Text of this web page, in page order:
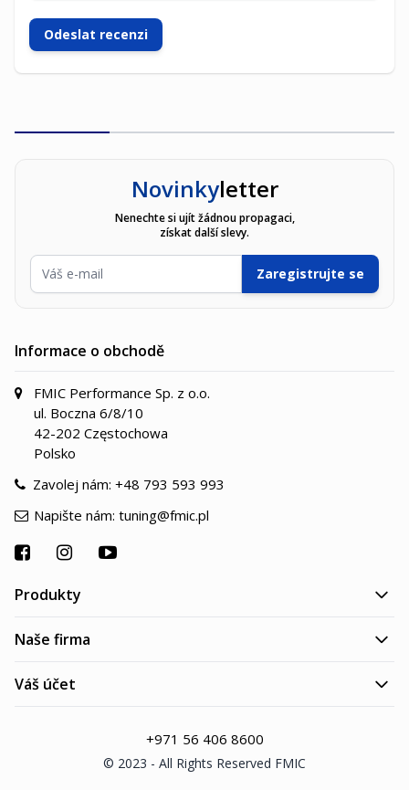
Odeslat recenzi
Novinkyletter
Nenechte si ujít žádnou propagaci,
získat další slevy.
E-mailová adresa
Zaregistrujte se
Informace o obchodě
FMIC Performance Sp. z o.o.
ul. Boczna 6/8/10
42-202 Częstochowa
Polsko
Zavolej nám: +48 793 593 993
Napište nám: tuning@fmic.pl
Produkty
Naše firma
Váš účet
+971 56 406 8600
© 2023 - All Rights Reserved FMIC